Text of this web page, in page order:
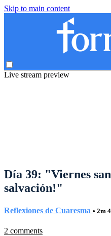
Skip to main content
Live stream preview
Día 39: "Viernes
salvación!"
Reflexiones de Cuaresma • 2m
2 comments